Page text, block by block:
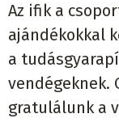
Az ifik a
ajándékokkal
a
vendégeknek.
gratulálunk a